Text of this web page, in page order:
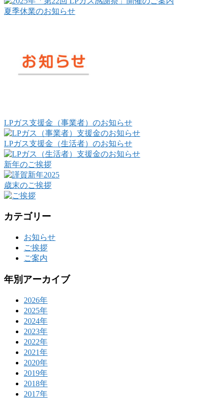
夏季休業のお知らせ
LPガス支援金（事業者）のお知らせ
LPガス支援金（生活者）のお知らせ
新年のご挨拶
歳末のご挨拶
カテゴリー
お知らせ
ご挨拶
ご案内
年別アーカイブ
2026年
2025年
2024年
2023年
2022年
2021年
2020年
2019年
2018年
2017年